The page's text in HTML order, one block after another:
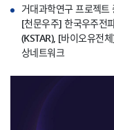
거대과학연구 프로젝
[천문우주] 한국우주전
(KSTAR), [바이오유전
상네트워크